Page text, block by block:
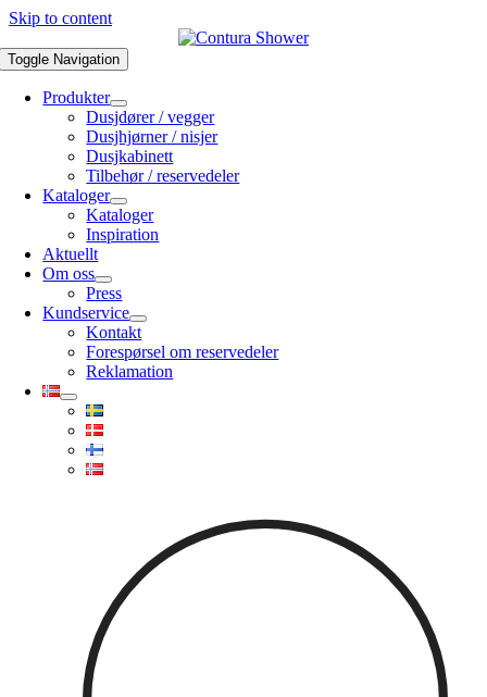
Skip to content
Toggle Navigation
Produkter
Dusjdører / vegger
Dusjhjørner / nisjer
Dusjkabinett
Tilbehør / reservedeler
Kataloger
Kataloger
Inspiration
Aktuellt
Om oss
Press
Kundservice
Kontakt
Forespørsel om reservedeler
Reklamation